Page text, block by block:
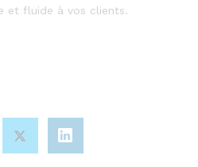
et fluide à vos clients.